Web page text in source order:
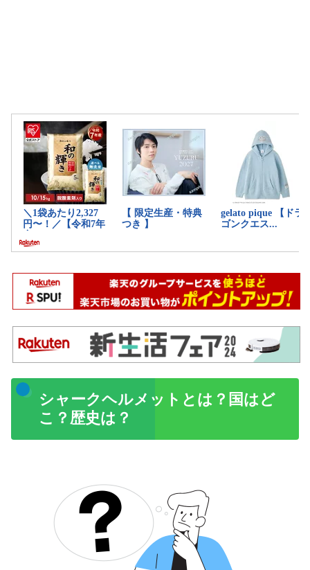
シャークヘルメットとは？国はど
こ？歴史は？